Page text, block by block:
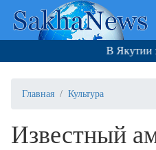
В Якутии за
Главная Культура
Известный